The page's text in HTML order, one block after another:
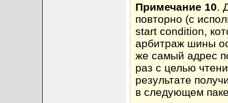
Примечание 10.
повторно (с
start condition,
арбитраж шины
же самый адрес
раз с целью
результате
в следующем